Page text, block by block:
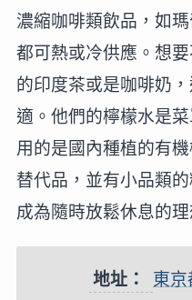
濃縮咖啡類飲品，如
都可熱或冷供應。想
的印度茶或是咖啡奶
適。他們的檸檬水是
用的是國內種植的有
替代品，並有小品類
成為隨時放鬆休息的理
地址：
東